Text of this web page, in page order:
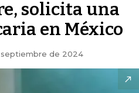
solicita una
en México
de 2024